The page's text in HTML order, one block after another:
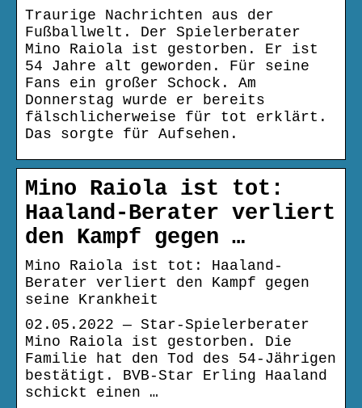
Traurige Nachrichten aus der
Fußballwelt. Der Spielerberater
Mino Raiola ist gestorben. Er ist
54 Jahre alt geworden. Für seine
Fans ein großer Schock. Am
Donnerstag wurde er bereits
fälschlicherweise für tot erklärt.
Das sorgte für Aufsehen.
Mino Raiola ist tot:
Haaland-Berater verliert
den Kampf gegen …
Mino Raiola ist tot: Haaland-
Berater verliert den Kampf gegen
seine Krankheit
02.05.2022 — Star-Spielerberater
Mino Raiola ist gestorben. Die
Familie hat den Tod des 54-Jährigen
bestätigt. BVB-Star Erling Haaland
schickt einen …